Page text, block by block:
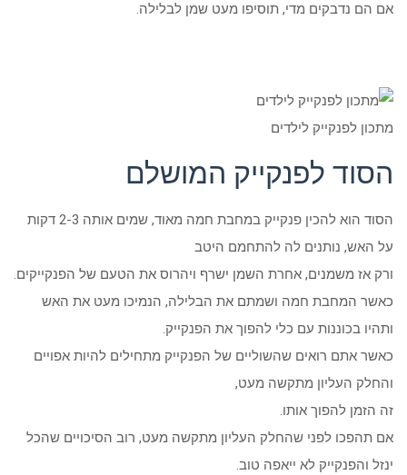
אם הם נדבקים מדי, תוסיפו מעט שמן לבלילה.
מתכון לפנקייק לילדים
הסוד לפנקייק המושלם
הסוד הוא להכין פנקייק במחבת חמה מאוד, שמים אותה 2-3 דקות
על האש, נותנים לה להתחמם היטב
ורק אז משמנים, אחרת השמן ישרף ויהרוס את הטעם של הפנקייקים.
כאשר המחבת חמה ושמתם את הבלילה, הנמיכו מעט את האש
ותהיו בכוננות עם כלי להפוך את הפנקייק.
כאשר אתם רואים שהשוליים של הפנקייק מתחילים להיות אפויים
והחלק העליון מתקשה מעט,
זה הזמן להפוך אותו.
אם תהפכו לפני שהחלק העליון מתקשה מעט, רוב הסיכויים שהכל
ינזל והפנקייק לא ייאפה טוב.